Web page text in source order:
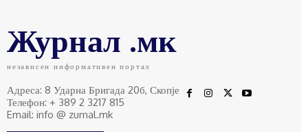
Журнал .мк
независен информативен портал
Адреса: 8 Ударна Бригада 20б, Скопје
Телефон: + 389 2 3217 815
Email: info @ zurnal.mk